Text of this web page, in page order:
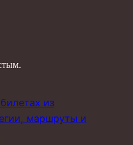
из
маршруты и